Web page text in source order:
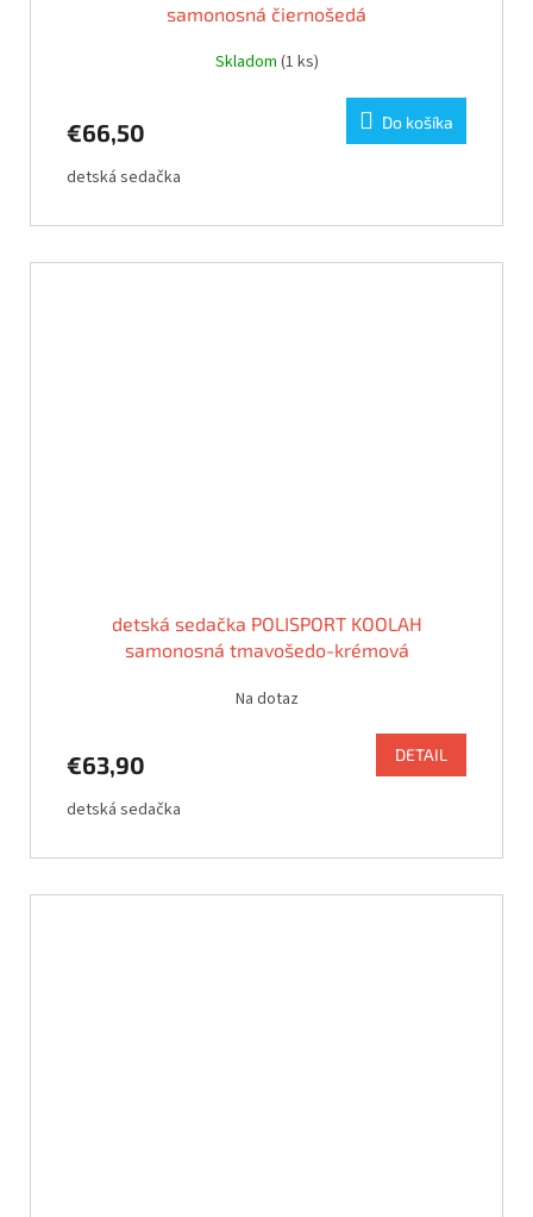
samonosná čiernošedá
Skladom (1 ks)
€66,50 Do košíka
detská sedačka
detská sedačka POLISPORT KOOLAH
samonosná tmavošedo-krémová
Na dotaz
€63,90 DETAIL
detská sedačka